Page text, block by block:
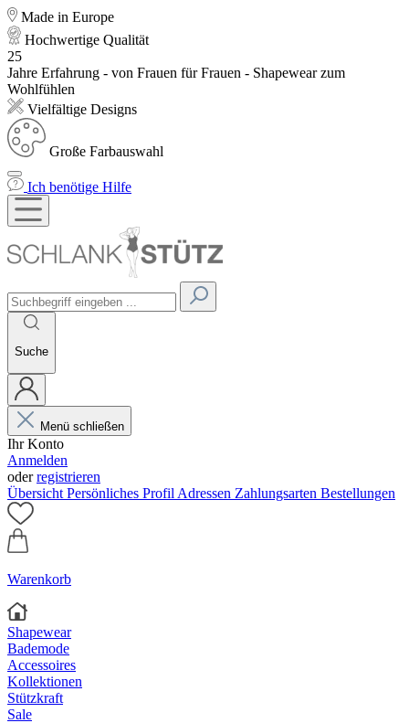
Made in Europe
Hochwertige Qualität
25
Jahre Erfahrung - von Frauen für Frauen - Shapewear zum
Wohlfühlen
Vielfältige Designs
Große Farbauswahl
Ich benötige Hilfe
Suche
Menü schließen
Ihr Konto
Anmelden
oderregistrieren
Übersicht Persönliches Profil Adressen Zahlungsarten Bestellungen
Warenkorb
Shapewear
Bademode
Accessoires
Kollektionen
Stützkraft
Sale